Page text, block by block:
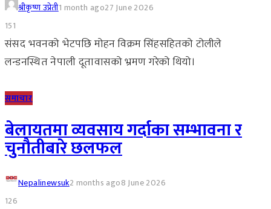
श्रीकृष्ण उप्रेती1 month ago27 June 2026
151
संसद भवनको भेटपछि मोहन विक्रम सिंहसहितको टोलीले
लन्डनस्थित नेपाली दूतावासको भ्रमण गरेको थियो।
समाचार
बेलायतमा व्यवसाय गर्दाका सम्भावना र
चुनौतीबारे छलफल
Nepalinewsuk2 months ago8 June 2026
126